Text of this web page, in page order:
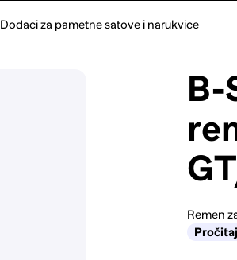
Dodaci za pametne satove i narukvice
B-
Remen